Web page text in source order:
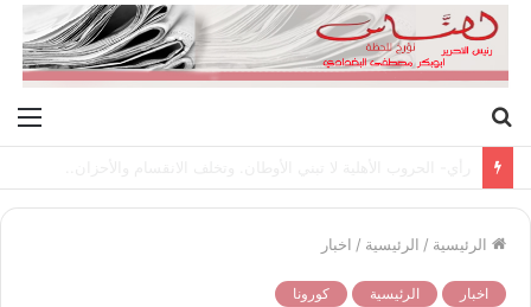
عن
الرئيسية / الرئيسية / اخبار
اخبار الرئيسية كورونا